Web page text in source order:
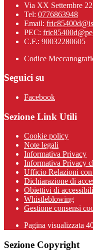
Via XX Settembre
Tel: 0776863948
Email:
PEC:
C.F.: 90032280605
Codice
Seguici su
Facebook
Sezione Link Utili
Cookie policy
Note legali
Informativa Privacy
Informativa Privacy
Ufficio Relazioni
Dichiarazione di
Obiettivi di
Whistleblowing
Gestione consensi
Pagina visualizzata
Sezione Copyright